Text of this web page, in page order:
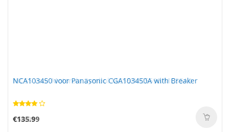
NCA103450 voor Panasonic CGA103450A with Breaker
€135.99